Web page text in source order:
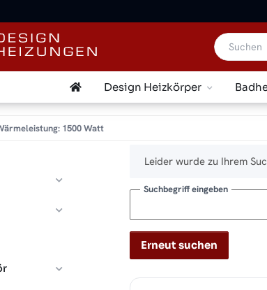
Design Heizkörper
1500 Watt
x
Leider wurde zu Ihrem
Suchbegriff eingeben
Erneut suchen